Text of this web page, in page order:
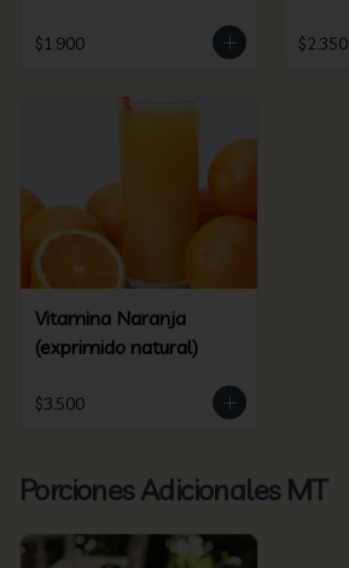
$1.900 $2.350
Vitamina Naranja
(exprimido natural)
$3.500
Porciones Adicionales MT